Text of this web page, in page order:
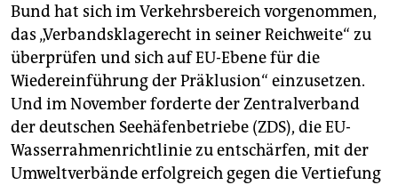
Bund hat sich im Verkehrsbereich vorgenommen,
das „Verbandsklagerecht in seiner Reichweite“ zu
überprüfen und sich auf EU-Ebene für die
Wiedereinführung der Präklusion“ einzusetzen.
Und im November forderte der Zentralverband
der deutschen Seehäfenbetriebe (ZDS), die EU-
Wasserrahmenrichtlinie zu entschärfen, mit der
Umweltverbände erfolgreich gegen die Vertiefung